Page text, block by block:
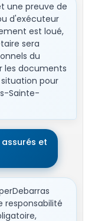
une preuve de
d'exécuteur
est loué,
sera
du
les documents
pour
Sainte-
et
responsabilité